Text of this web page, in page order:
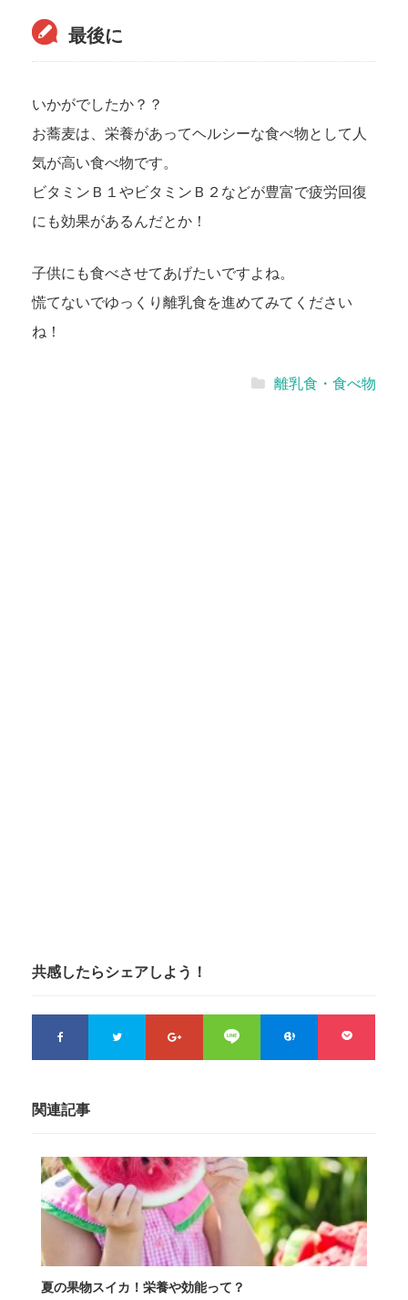
最後に
いかがでしたか？？
お蕎麦は、栄養があってヘルシーな食べ物として人
気が高い食べ物です。
ビタミンＢ１やビタミンＢ２などが豊富で疲労回復
にも効果があるんだとか！
子供にも食べさせてあげたいですよね。
慌てないでゆっくり離乳食を進めてみてください
ね！
離乳食・食べ物
共感したらシェアしよう！
関連記事
夏の果物スイカ！栄養や効能って？